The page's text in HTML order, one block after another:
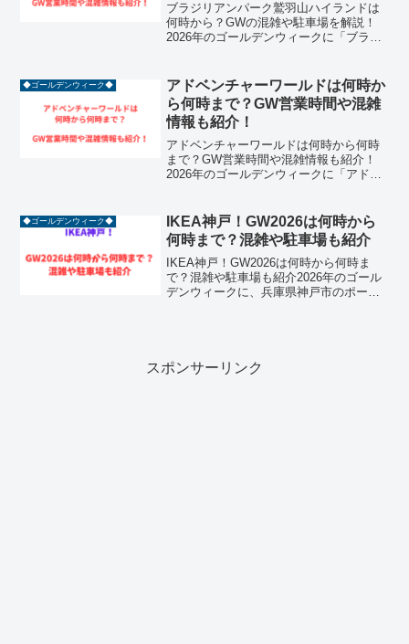
ブラジリアンパーク鷲羽山ハイランドは
何時から？GWの混雑や駐車場を解説！
2026年のゴールデンウィークに「ブラジ
山県倉敷市にあるこのパークは、瀬戸内
海の絶景とサンバの...
◆ゴールデンウィーク◆
アドベンチャーワールドは何時か
ら何時まで？GW営業時間や混雑
情報も紹介！
アドベンチャーワールドは何時から何時
まで？GW営業時間や混雑情報も紹介！
2026年のゴールデンウィークに「アドベ
にあるこのパークは、ジャイアントパン
ダの飼育数日本一を誇...
◆ゴールデンウィーク◆
IKEA神戸！GW2026は何時から
何時まで？混雑や駐車場も紹介
IKEA神戸！GW2026は何時から何時ま
で？混雑や駐車場も紹介2026年のゴール
デンウィークに、兵庫県神戸市のポート
スポンサーリンク